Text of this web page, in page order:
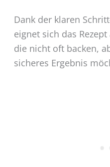
Dank der klaren
eignet sich das
die nicht oft backen,
sicheres Ergebnis